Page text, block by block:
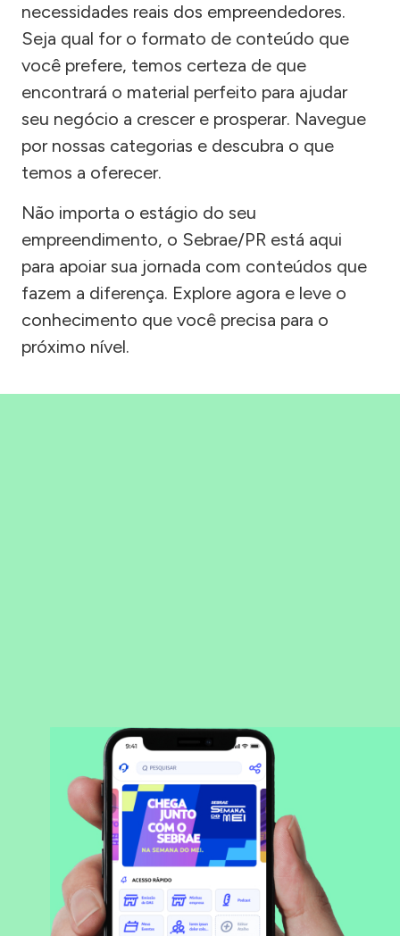
necessidades reais dos empreendedores.
Seja qual for o formato de conteúdo que
você prefere, temos certeza de que
encontrará o material perfeito para ajudar
seu negócio a crescer e prosperar. Navegue
por nossas categorias e descubra o que
temos a oferecer.
Não importa o estágio do seu
empreendimento, o Sebrae/PR está aqui
para apoiar sua jornada com conteúdos que
fazem a diferença. Explore agora e leve o
conhecimento que você precisa para o
próximo nível.